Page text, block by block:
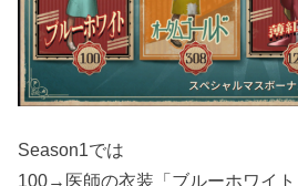
Season1では
100→医師の衣装「ブルーホワイト